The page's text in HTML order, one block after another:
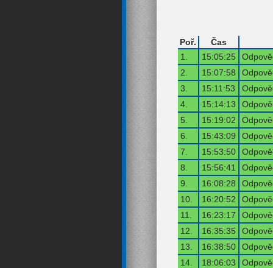
Poř.
Čas
1.
15:05:25
2.
15:07:58
3.
15:11:53
4.
15:14:13
5.
15:19:02
6.
15:43:09
7.
15:53:50
8.
15:56:41
9.
16:08:28
10.
16:20:52
11.
16:23:17
12.
16:35:35
13.
16:38:50
14.
18:06:03